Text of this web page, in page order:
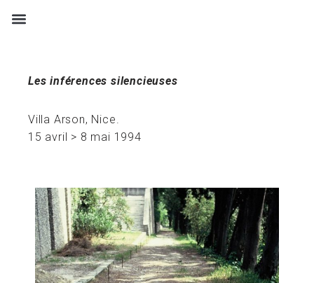
Les inférences silencieuses
Villa Arson, Nice.
15 avril > 8 mai 1994